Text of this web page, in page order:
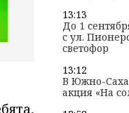
13:13
До 1
с ул.
светофор
13:12
В Южно-
акция «На